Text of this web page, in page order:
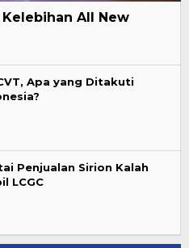
All New
Apa yang Ditakuti
Penjualan Sirion Kalah
LCGC